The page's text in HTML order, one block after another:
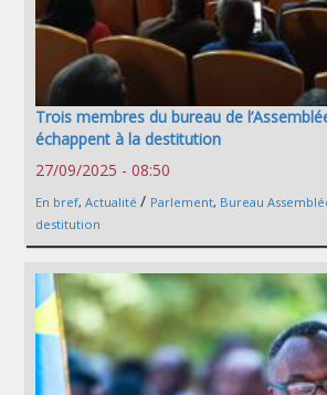
Trois membres du bureau de
échappent à la destitution
27/09/2025 - 08:50
En bref, Actualité / Parlement, Bureau
destitution